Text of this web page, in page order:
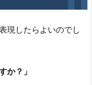
現したらよいのでし
か？」